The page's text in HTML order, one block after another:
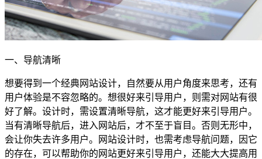
一、导航清晰
想要得到一个经典网站设计，自然要从用户角度来思考，还有
用户体验是不容忽略的。想很好来引导用户，则需对网站有很
好了解。设计时，需设置清晰导航，这才能更好来引导用户。
当有清晰导航后，进入网站后，才不至于盲目。否则无形中，
会让你失去许多用户。网站设计时，也需考虑导航问题，因它
的存在，可以帮助你的网站更好来引导用户，还能大大提高用